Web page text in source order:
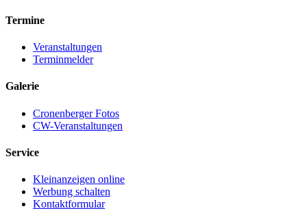
Termine
Veranstaltungen
Terminmelder
Galerie
Cronenberger Fotos
CW-Veranstaltungen
Service
Kleinanzeigen online
Werbung schalten
Kontaktformular